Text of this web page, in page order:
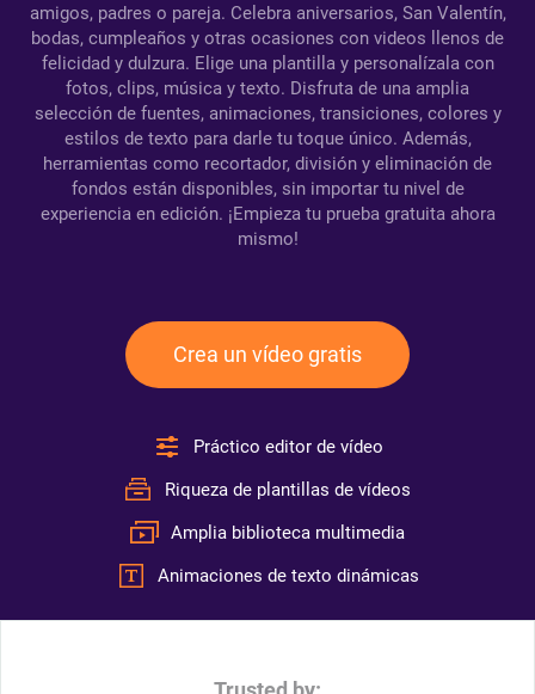
amigos, padres o pareja. Celebra aniversarios, San Valentín,
bodas, cumpleaños y otras ocasiones con videos llenos de
felicidad y dulzura. Elige una plantilla y personalízala con
fotos, clips, música y texto. Disfruta de una amplia
selección de fuentes, animaciones, transiciones, colores y
estilos de texto para darle tu toque único. Además,
herramientas como recortador, división y eliminación de
fondos están disponibles, sin importar tu nivel de
experiencia en edición. ¡Empieza tu prueba gratuita ahora
mismo!
Crea un vídeo gratis
Práctico editor de vídeo
Riqueza de plantillas de vídeos
Amplia biblioteca multimedia
Animaciones de texto dinámicas